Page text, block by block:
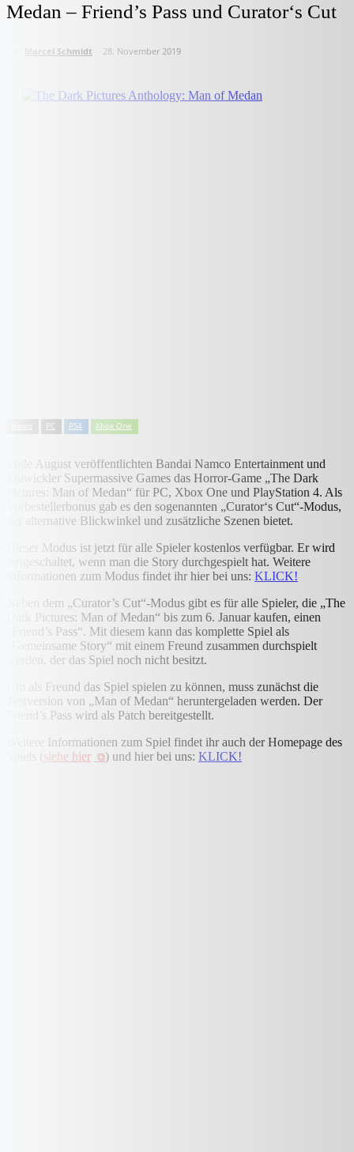
Medan – Friend’s Pass und Curator‘s Cut
Marcel Schmidt 28. November 2019
PC PS4 Xbox One
Ende August veröffentlichten Bandai Namco Entertainment und
Entwickler Supermassive Games das Horror-Game „The Dark
Pictures: Man of Medan“ für PC, Xbox One und PlayStation 4. Als
Vorbestellerbonus gab es den sogenannten „Curator‘s Cut“-Modus,
der alternative Blickwinkel und zusätzliche Szenen bietet.
Dieser Modus ist jetzt für alle Spieler kostenlos verfügbar. Er wird
freigeschaltet, wenn man die Story durchgespielt hat. Weitere
Informationen zum Modus findet ihr hier bei uns: KLICK!
Neben dem „Curator’s Cut“-Modus gibt es für alle Spieler, die „The
Dark Pictures: Man of Medan“ bis zum 6. Januar kaufen, einen
„Friend’s Pass“. Mit diesem kann das komplette Spiel als
„Gemeinsame Story“ mit einem Freund zusammen durchspielt
werden, der das Spiel noch nicht besitzt.
Um als Freund das Spiel spielen zu können, muss zunächst die
Testversion von „Man of Medan“ heruntergeladen werden. Der
Friend’s Pass wird als Patch bereitgestellt.
Weitere Informationen zum Spiel findet ihr auch der Homepage des
Spiels (siehe hier ) und hier bei uns: KLICK!